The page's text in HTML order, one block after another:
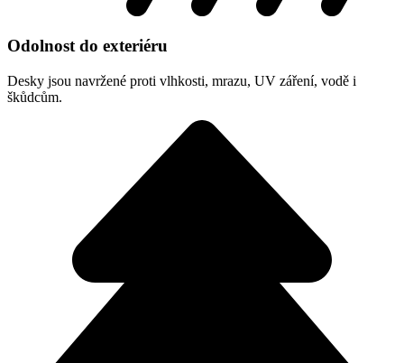
Odolnost do exteriéru
Desky jsou navržené proti vlhkosti, mrazu, UV záření, vodě i
škůdcům.